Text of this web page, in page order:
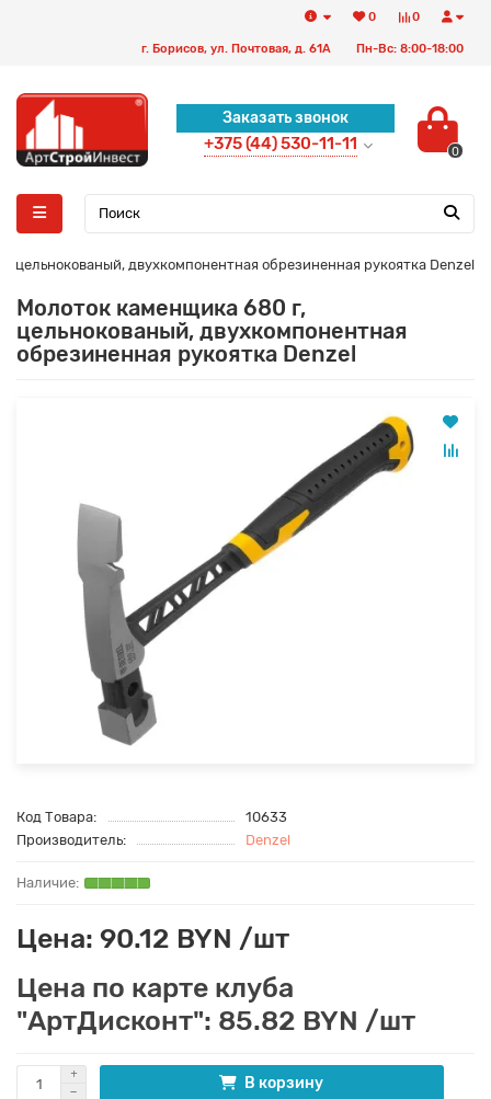
0
0
г. Борисов, ул. Почтовая, д. 61А Пн-Вс: 8:00-18:00
Заказать звонок
+375 (44) 530-11-11 0
цельнокованый, двухкомпонентная обрезиненная рукоятка Denzel
Молоток каменщика 680 г,
цельнокованый, двухкомпонентная
обрезиненная рукоятка Denzel
Код Товара:
10633
Производитель:
Denzel
Цена: 90.12 BYN /шт
Цена по карте клуба
"АртДисконт": 85.82 BYN /шт
В корзину